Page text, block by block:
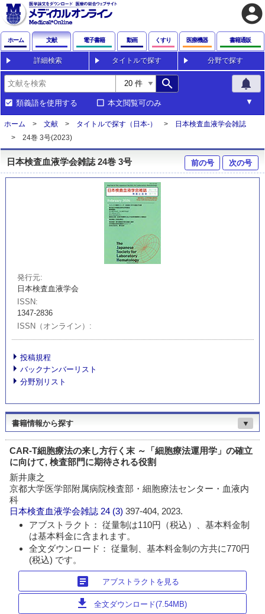
account_circle
ホーム 文献 電子書籍 動画 くすり 医療機器 書籍通販
詳細検索 タイトルで探す 分野で探す
search notifications
類義語を使用する 本文閲覧可のみ
ホーム 文献 タイトルで探す（日本-）
日本検査血液学会雑誌
24巻 3号(2023)
日本検査血液学会雑誌 24巻 3号 前の号 次の号
発行元
日本検査血液学会
ISSN
1347-2836
ISSN（オンライン）
投稿規程
バックナンバーリスト
分野別リスト
書籍情報から探す ▼
CAR-T細胞療法の来し方行く末 ～「細胞療法運用学」の確立
に向けて, 検査部門に期待される役割
新井康之
京都大学医学部附属病院検査部・細胞療法センター・血液内
科
日本検査血液学会雑誌 24 (3)397-404, 2023.
アブストラクト： 従量制は110円（税込）、基本料金制
は基本料金に含まれます。
全文ダウンロード： 従量制、基本料金制の方共に770円
(税込) です。
article アブストラクトを見る
download 全文ダウンロード(7.54MB)